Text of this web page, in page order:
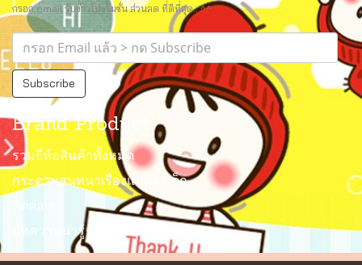
กรอก email รับข่าวโปรโมชั่น ส่วนลด ที่ดีที่สุด.. ^^
Subscribe
Brand Product
รวมยี่ห้อสินค้าทั้งหมด
กระดานสนทนาเรื่องแม่และเด็ก
ติดต่อเรา
บทความน่ารู้